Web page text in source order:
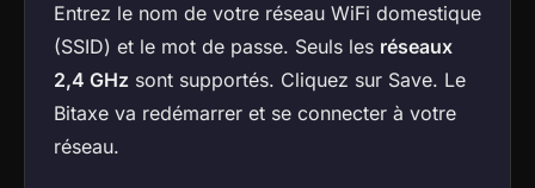
Entrez le nom de votre réseau WiFi domestique
(SSID) et le mot de passe. Seuls les réseaux
2,4 GHz sont supportés. Cliquez sur Save. Le
Bitaxe va redémarrer et se connecter à votre
réseau.